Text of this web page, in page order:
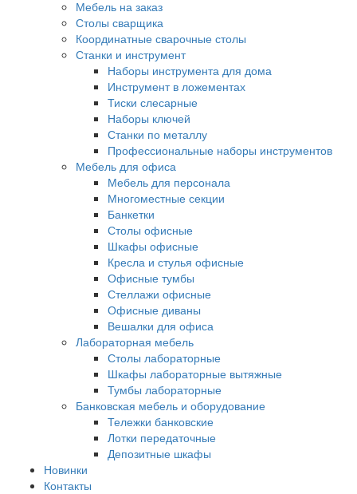
Мебель на заказ
Столы сварщика
Координатные сварочные столы
Станки и инструмент
Наборы инструмента для дома
Инструмент в ложементах
Тиски слесарные
Наборы ключей
Станки по металлу
Профессиональные наборы инструментов
Мебель для офиса
Мебель для персонала
Многоместные секции
Банкетки
Столы офисные
Шкафы офисные
Кресла и стулья офисные
Офисные тумбы
Стеллажи офисные
Офисные диваны
Вешалки для офиса
Лабораторная мебель
Столы лабораторные
Шкафы лабораторные вытяжные
Тумбы лабораторные
Банковская мебель и оборудование
Тележки банковские
Лотки передаточные
Депозитные шкафы
Новинки
Контакты